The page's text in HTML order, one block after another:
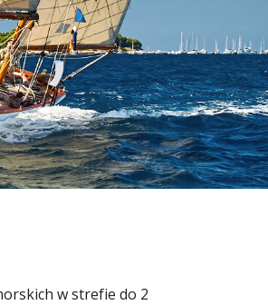
w strefie do 2